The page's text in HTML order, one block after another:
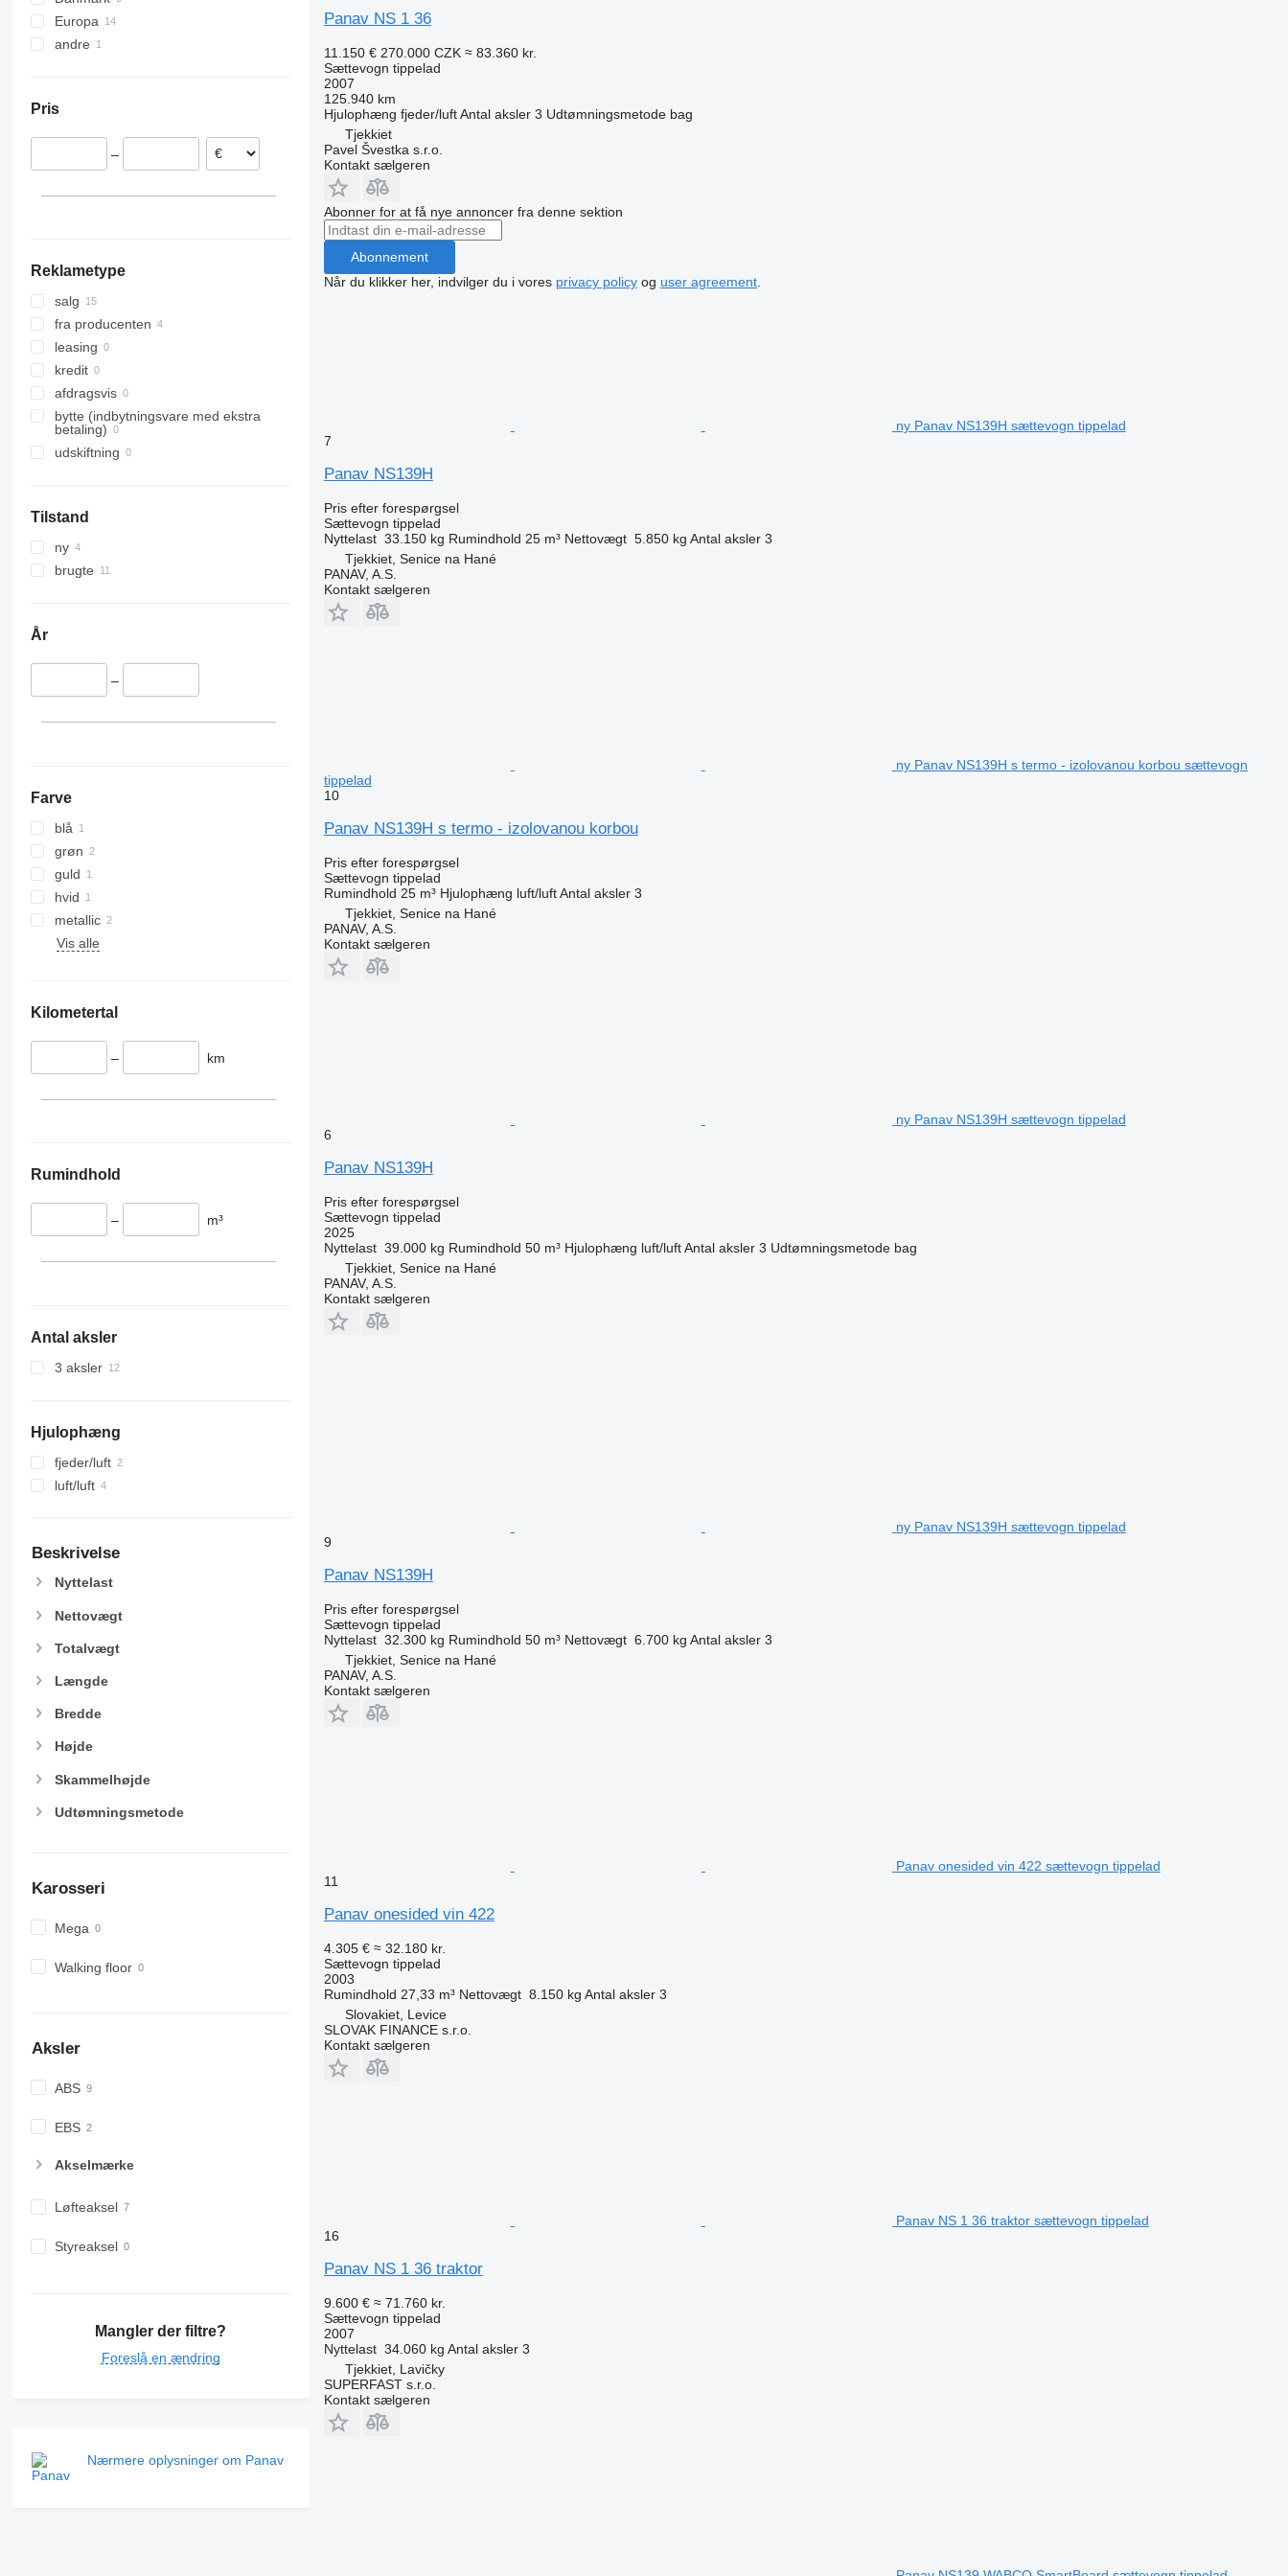
Europa
Tjekkiet
andre
Pris
–
Reklametype
salg
fra producenten
leasing
kredit
afdragsvis
bytte (indbytningsvare med ekstra
betaling)
udskiftning
Tilstand
ny
brugte
År
–
Farve
blå
grøn
guld
hvid
metallic
Vis alle
Kilometertal
– km
Rumindhold
– m³
Antal aksler
3 aksler
Hjulophæng
fjeder/luft
luft/luft
Beskrivelse
Nyttelast
Nettovægt
Totalvægt
Længde
Bredde
Højde
Skammelhøjde
Udtømningsmetode
Karosseri
Mega
Walking floor
Aksler
ABS
EBS
Akselmærke
Løfteaksel
Styreaksel
Mangler der filtre?
Foreslå en ændring
Nærmere oplysninger om Panav
Panav NS 1 36
11.150 € 270.000 CZK ≈ 83.360 kr.
Sættevogn tippelad
2007
125.940 km
Hjulophæng fjeder/luft Antal aksler 3 Udtømningsmetode bag
Tjekkiet
Pavel Švestka s.r.o.
Kontakt sælgeren
Abonner for at få nye annoncer fra denne sektion
Abonnement
Når du klikker her, indvilger du i vores privacy policyog user agreement.
ny Panav NS139H sættevogn tippelad
7
Panav NS139H
Pris efter forespørgsel
Sættevogn tippelad
Nyttelast 33.150 kg Rumindhold 25 m³ Nettovægt 5.850 kg Antal aksler 3
Tjekkiet, Senice na Hané
PANAV, A.S.
Kontakt sælgeren
ny Panav NS139H s termo - izolovanou korbou sættevogn
tippelad
10
Panav NS139H s termo - izolovanou korbou
Pris efter forespørgsel
Sættevogn tippelad
Rumindhold 25 m³ Hjulophæng luft/luft Antal aksler 3
Tjekkiet, Senice na Hané
PANAV, A.S.
Kontakt sælgeren
ny Panav NS139H sættevogn tippelad
6
Panav NS139H
Pris efter forespørgsel
Sættevogn tippelad
2025
Nyttelast 39.000 kg Rumindhold 50 m³ Hjulophæng luft/luft Antal aksler 3 Udtømningsmetode bag
Tjekkiet, Senice na Hané
PANAV, A.S.
Kontakt sælgeren
ny Panav NS139H sættevogn tippelad
9
Panav NS139H
Pris efter forespørgsel
Sættevogn tippelad
Nyttelast 32.300 kg Rumindhold 50 m³ Nettovægt 6.700 kg Antal aksler 3
Tjekkiet, Senice na Hané
PANAV, A.S.
Kontakt sælgeren
Panav onesided vin 422 sættevogn tippelad
11
Panav onesided vin 422
4.305 € ≈ 32.180 kr.
Sættevogn tippelad
2003
Rumindhold 27,33 m³ Nettovægt 8.150 kg Antal aksler 3
Slovakiet, Levice
SLOVAK FINANCE s.r.o.
Kontakt sælgeren
Panav NS 1 36 traktor sættevogn tippelad
16
Panav NS 1 36 traktor
9.600 € ≈ 71.760 kr.
Sættevogn tippelad
2007
Nyttelast 34.060 kg Antal aksler 3
Tjekkiet, Lavičky
SUPERFAST s.r.o.
Kontakt sælgeren